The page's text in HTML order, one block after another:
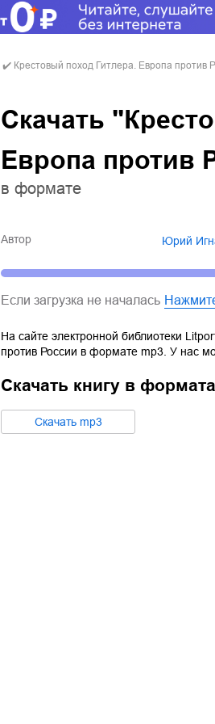
✔️ Крестовый поход Гитлера. Европа против
Скачать
Европа против
в формате
Автор Юрий
Если загрузка не началась
На сайте электронной библиотеки
против России в формате mp3 . У нас
Скачать книгу в
Cкачать mp3